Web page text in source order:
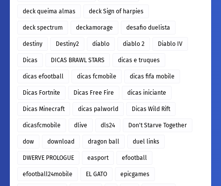
deck queima almas deck Sign of harpies
deck spectrum deckamorage desafio duelista
destiny Destiny2 diablo diablo 2 Diablo IV
Dicas DICAS BRAWL STARS dicas e truques
dicas efootball dicas fcmobile dicas fifa mobile
Dicas Fortnite Dicas Free Fire dicas iniciante
Dicas Minecraft dicas palworld Dicas Wild Rift
dicasfcmobile dlive dls24 Don't Starve Together
dow download dragon ball duel links
DWERVE PROLOGUE easport efootball
efootball24mobile EL GATO epicgames